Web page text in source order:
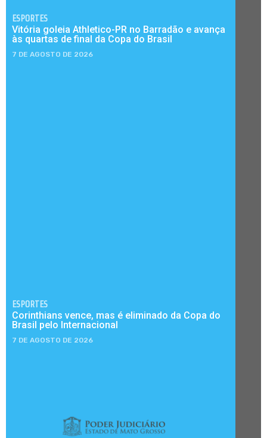
ESPORTES
Vitória goleia Athletico-PR no Barradão e avança
às quartas de final da Copa do Brasil
7 DE AGOSTO DE 2026
ESPORTES
Corinthians vence, mas é eliminado da Copa do
Brasil pelo Internacional
7 DE AGOSTO DE 2026